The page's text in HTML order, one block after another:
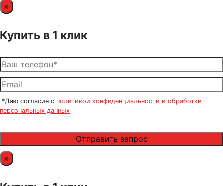
×
Купить в 1 клик
*Даю согласие с политикой конфиденциальности и обработки
персональных данных
×